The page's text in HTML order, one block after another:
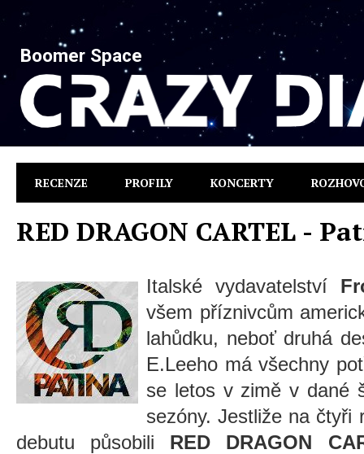
Boomer Space
RECENZE PROFILY KONCERTY
RED DRAGON CARTEL -
Italské vydavatelství
všem příznivcům
lahůdku, neboť druhá
E.Leeho má všechny
se letos v zimě v dané
sezóny. Jestliže na čtyři
debutu působili RED DRAGON